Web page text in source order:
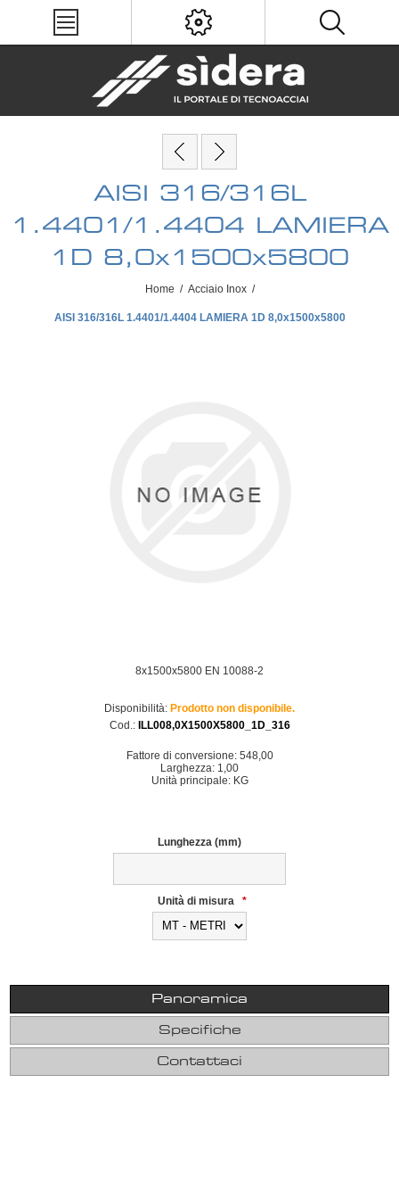
AISI 316/316L
1.4401/1.4404 LAMIERA
1D 8,0x1500x5800
Home / Acciaio Inox /
AISI 316/316L 1.4401/1.4404 LAMIERA 1D 8,0x1500x5800
8x1500x5800 EN 10088-2
Disponibilità: Prodotto non disponibile.
Cod.:
ILL008,0X1500X5800_1D_316
Fattore di conversione: 548,00
Larghezza: 1,00
Unità principale: KG
Lunghezza (mm)
Unità di misura *
Panoramica
Specifiche
Contattaci